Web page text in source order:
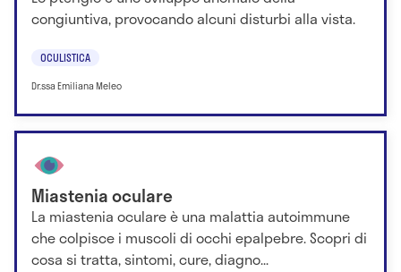
congiuntiva, provocando alcuni disturbi alla vista.
OCULISTICA
Dr.ssa Emiliana Meleo
Miastenia oculare
La miastenia oculare è una malattia autoimmune
che colpisce i muscoli di occhi epalpebre. Scopri di
cosa si tratta, sintomi, cure, diagno...